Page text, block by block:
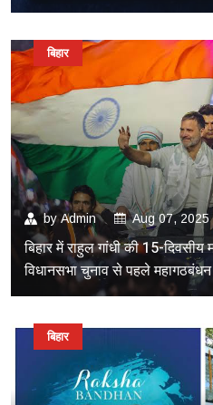
byAdmin Aug 07, 2025
बिहार में राहुल गांधी की 15-दिवसीय
विधानसभा चुनाव से पहले
बिहार
बिहार